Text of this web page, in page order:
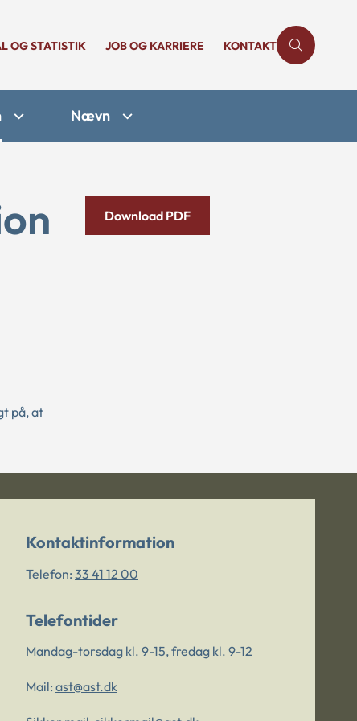
OG STATISTIK JOB OG KARRIERE KONTAKT
Nævn
på, at
Download PDF
Kontaktinformation
Telefon: 33 41 12 00
Telefontider
Mandag-torsdag kl. 9-15, fredag kl. 9-12
Mail: ast@ast.dk